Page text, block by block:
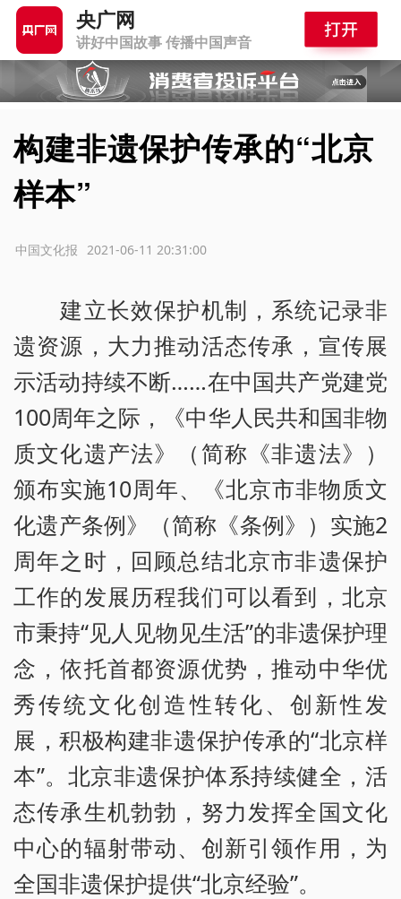
央广网
讲好中国故事 传播中国声音
构建非遗保护传承的“北京
样本”
2021-06-11 20:31:00
中国文化报
建立长效保护机制，系统记录非
遗资源，大力推动活态传承，宣传展
示活动持续不断……在中国共产党建党
100周年之际，《中华人民共和国非物
质文化遗产法》（简称《非遗法》）
颁布实施10周年、《北京市非物质文
化遗产条例》（简称《条例》）实施2
周年之时，回顾总结北京市非遗保护
工作的发展历程我们可以看到，北京
市秉持“见人见物见生活”的非遗保护理
念，依托首都资源优势，推动中华优
秀传统文化创造性转化、创新性发
展，积极构建非遗保护传承的“北京样
本”。北京非遗保护体系持续健全，活
态传承生机勃勃，努力发挥全国文化
中心的辐射带动、创新引领作用，为
全国非遗保护提供“北京经验”。